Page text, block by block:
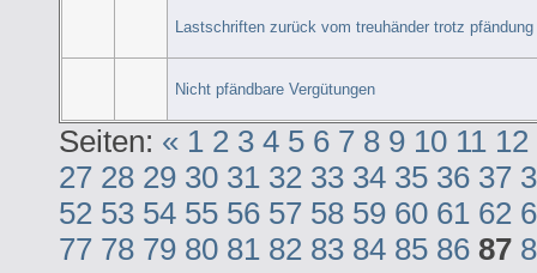
Lastschriften zurück vom treuhänder trotz pfändung
Nicht pfändbare Vergütungen
Seiten: « 1 2 3 4 5 6 7 8 9 10 11 12
27 28 29 30 31 32 33 34 35 36 37
52 53 54 55 56 57 58 59 60 61 62
77 78 79 80 81 82 83 84 85 86 87